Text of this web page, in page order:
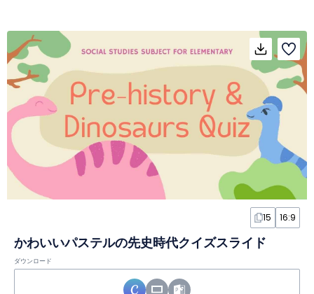
15 16:9
かわいいパステルの先史時代クイズスライド
ダウンロード